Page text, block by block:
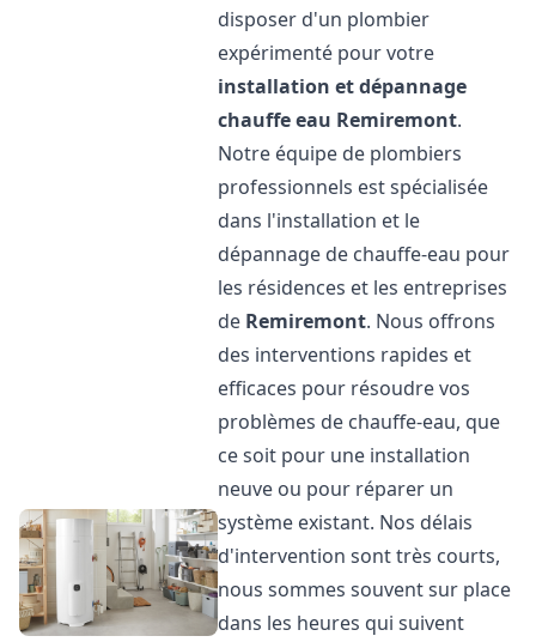
disposer d'un plombier
expérimenté pour votre
installation et dépannage
chauffe eau Remiremont.
Notre équipe de plombiers
professionnels est spécialisée
dans l'installation et le
dépannage de chauffe-eau pour
les résidences et les entreprises
de Remiremont. Nous offrons
des interventions rapides et
efficaces pour résoudre vos
problèmes de chauffe-eau, que
ce soit pour une installation
neuve ou pour réparer un
système existant. Nos délais
d'intervention sont très courts,
nous sommes souvent sur place
dans les heures qui suivent